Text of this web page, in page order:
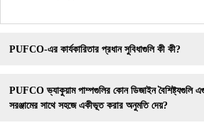
PUFCO-এর কার্যকারিতার প্রধান সুবিধাগুলি কী কী?
PUFCO ভ্যাকুয়াম পাম্পগুলির কোন ডিজাইন বৈশিষ্ট্যগুলি
সরঞ্জামের সাথে সহজে একীভূত করার অনুমতি দেয়?